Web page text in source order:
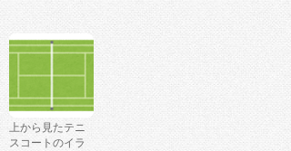
上から見たテニ
スコートのイラ